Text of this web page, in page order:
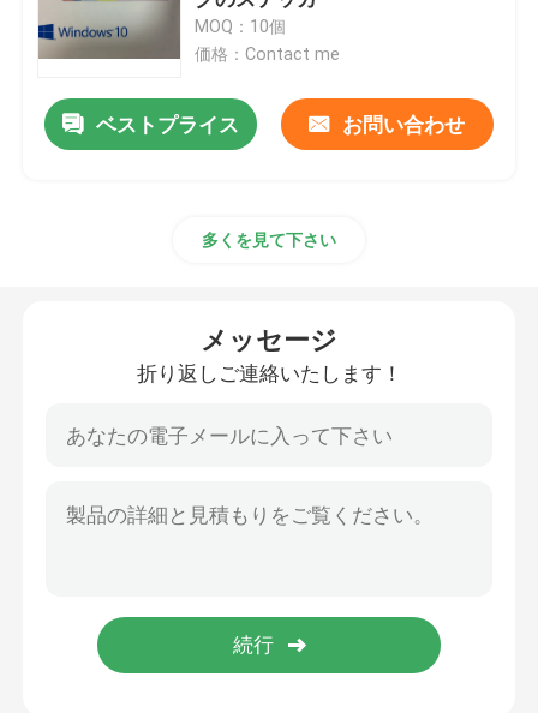
Windows 10 COAのステッカー
Windows 11 COAのステッカー
Windows 10 DVDのパック
Windows 11 DVDのパック
マイクロソフト オフィス 2024
マイクロソフト・オフィス2021年
MOQ：10個
価格：Contact me
ベストプライス お問い合わせ
多くを見て下さい
メッセージ
折り返しご連絡いたします！